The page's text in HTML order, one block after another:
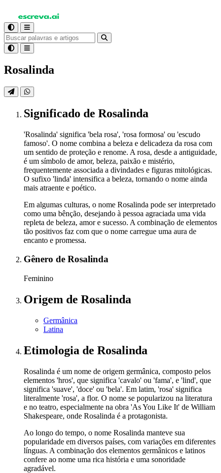
Rosalinda
Significado de Rosalinda
'Rosalinda' significa 'bela rosa', 'rosa formosa' ou 'escudo
famoso'. O nome combina a beleza e delicadeza da rosa com
um sentido de proteção e renome. A rosa, desde a antiguidade,
é um símbolo de amor, beleza, paixão e mistério,
frequentemente associada a divindades e figuras mitológicas.
O sufixo 'linda' intensifica a beleza, tornando o nome ainda
mais atraente e poético.
Em algumas culturas, o nome Rosalinda pode ser interpretado
como uma bênção, desejando à pessoa agraciada uma vida
repleta de beleza, amor e sucesso. A combinação de elementos
tão positivos faz com que o nome carregue uma aura de
encanto e promessa.
Gênero de Rosalinda
Feminino
Origem de Rosalinda
Germânica
Latina
Etimologia de Rosalinda
Rosalinda é um nome de origem germânica, composto pelos
elementos 'hros', que significa 'cavalo' ou 'fama', e 'lind', que
significa 'suave', 'doce' ou 'bela'. Em latim, 'rosa' significa
literalmente 'rosa', a flor. O nome se popularizou na literatura
e no teatro, especialmente na obra 'As You Like It' de William
Shakespeare, onde Rosalinda é a protagonista.
Ao longo do tempo, o nome Rosalinda manteve sua
popularidade em diversos países, com variações em diferentes
línguas. A combinação dos elementos germânicos e latinos
confere ao nome uma rica história e uma sonoridade
agradável.